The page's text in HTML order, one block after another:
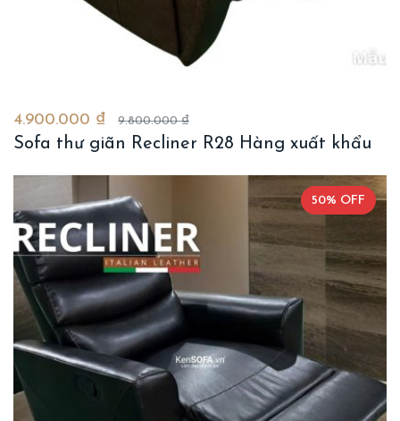
4.900.000 ₫ 9.800.000 ₫
Sofa thư giãn Recliner R28 Hàng xuất khẩu
50% OFF